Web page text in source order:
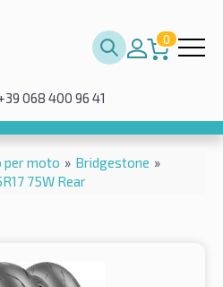
0
068 400 96 41
per moto » Bridgestone »
75W Rear